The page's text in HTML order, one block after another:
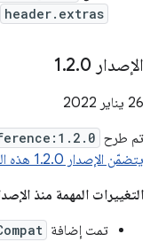
header.extras
الإصدار 1 .2.0
‫26 يناير 2022
تم طرح
يتضمّن الإصدار 1.2.0 هذه التعديلات.
التغييرات المهمة منذ الإصدار
تمت إضافة